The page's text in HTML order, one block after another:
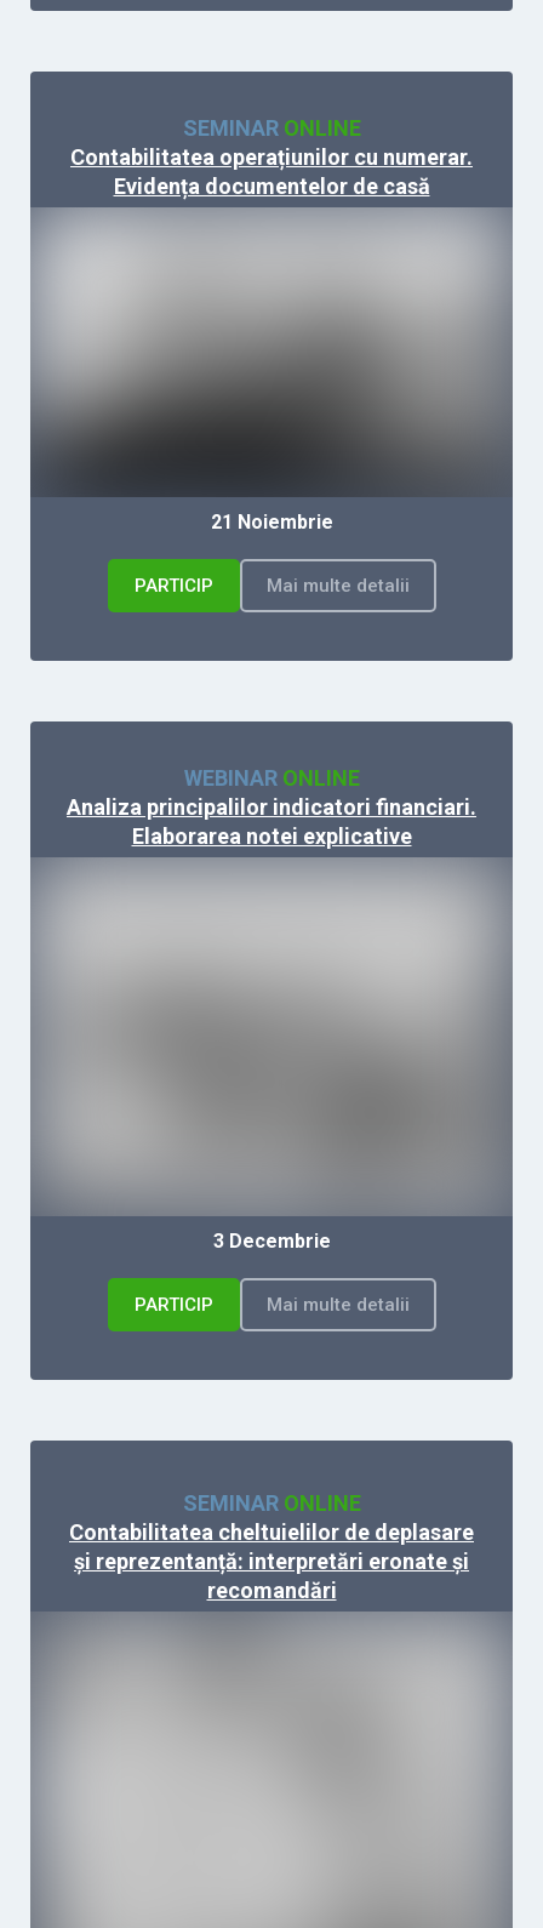
SEMINAR ONLINE
Contabilitatea operațiunilor cu numerar.
Evidența documentelor de casă
21 Noiembrie
PARTICIP Mai multe detalii
WEBINARONLINE
Analiza principalilor indicatori financiari.
Elaborarea notei explicative
3 Decembrie
PARTICIP Mai multe detalii
SEMINAR ONLINE
Contabilitatea cheltuielilor de deplasare
și reprezentanță: interpretări eronate și
recomandări